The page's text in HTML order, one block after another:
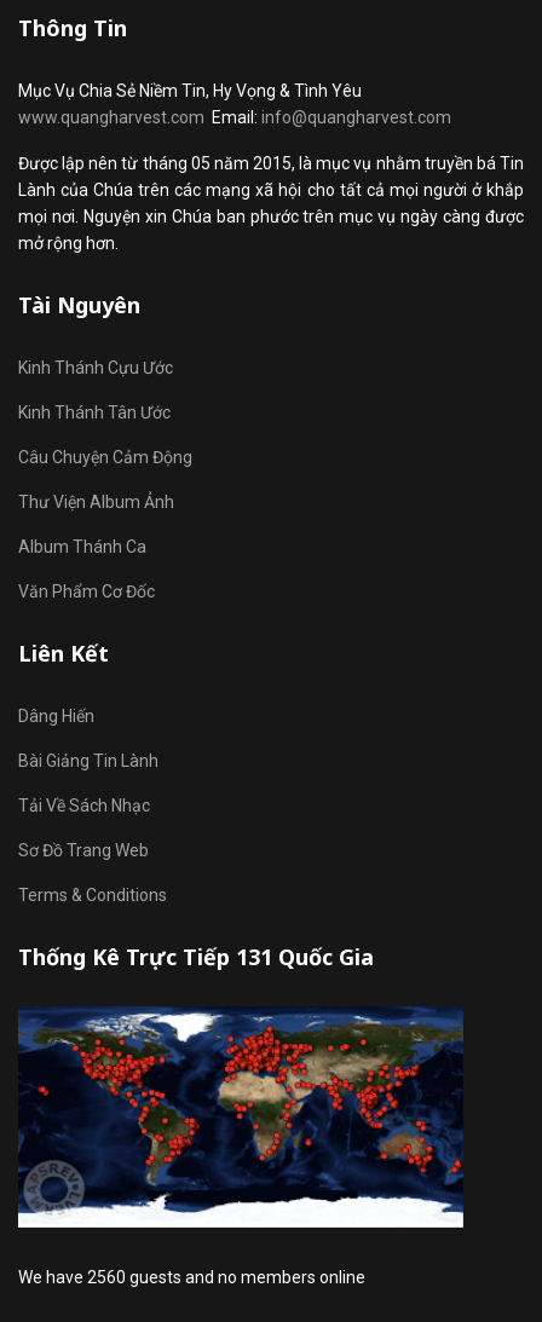
Thông Tin
Mục Vụ Chia Sẻ Niềm Tin, Hy Vọng & Tình Yêu
www.quangharvest.com Email: info@quangharvest.com
Được lập nên từ tháng 05 năm 2015, là mục vụ nhằm truyền bá Tin
Lành của Chúa trên các mạng xã hội cho tất cả mọi người ở khắp
mọi nơi. Nguyện xin Chúa ban phước trên mục vụ ngày càng được
mở rộng hơn.
Tài Nguyên
Kinh Thánh Cựu Ước
Kinh Thánh Tân Ước
Câu Chuyện Cảm Động
Thư Viện Album Ảnh
Album Thánh Ca
Văn Phẩm Cơ Đốc
Liên Kết
Dâng Hiến
Bài Giảng Tin Lành
Tải Về Sách Nhạc
Sơ Đồ Trang Web
Terms & Conditions
Thống Kê Trực Tiếp 131 Quốc Gia
We have 2560 guests and no members online